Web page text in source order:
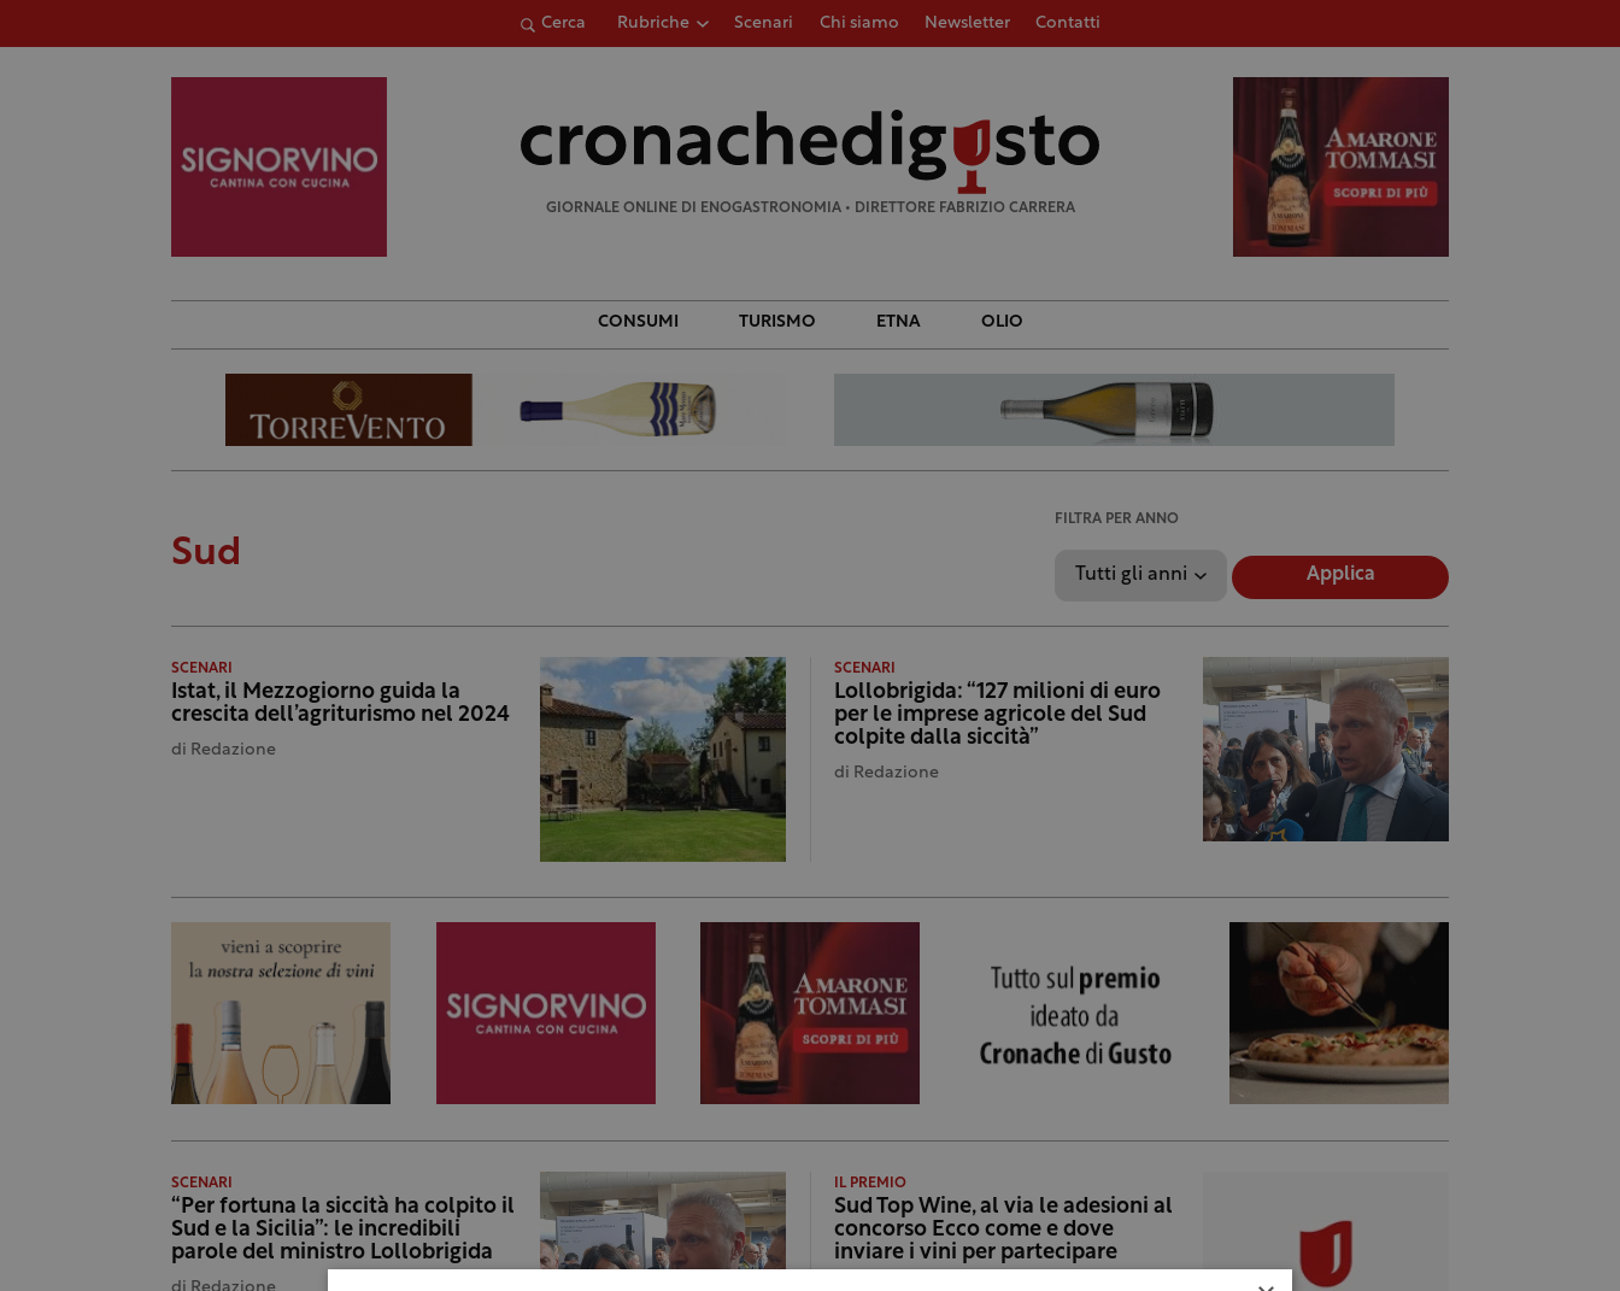
Cerca Rubriche Scenari Chi siamo Newsletter Contatti
GIORNALE ONLINE DI ENOGASTRONOMIA • DIRETTORE FABRIZIO CARRERA
CONSUMI TURISMO ETNA OLIO
Sud
FILTRA PER ANNO
Applica
SCENARI
Istat, il Mezzogiorno guida la
crescita dell’agriturismo nel 2024
di Redazione
SCENARI
Lollobrigida: “127 milioni di euro
per le imprese agricole del Sud
colpite dalla siccità”
di Redazione
SCENARI
“Per fortuna la siccità ha colpito il
Sud e la Sicilia”: le incredibili
parole del ministro Lollobrigida
IL PREMIO
Sud Top Wine, al via le adesioni al
concorso Ecco come e dove
inviare i vini per partecipare